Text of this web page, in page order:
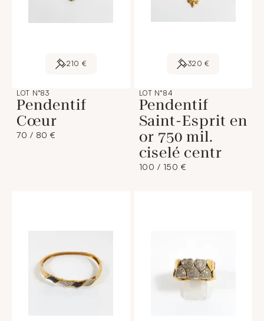
210 €
LOT N°83
Pendentif
Cœur
70 / 80 €
320 €
LOT N°84
Pendentif
Saint-Esprit en
or 750 mil.
ciselé centr
100 / 150 €